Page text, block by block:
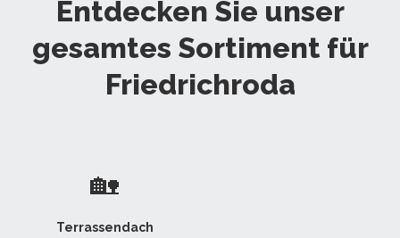
Entdecken Sie unser
gesamtes Sortiment für
Friedrichroda
🏡
Terrassendach